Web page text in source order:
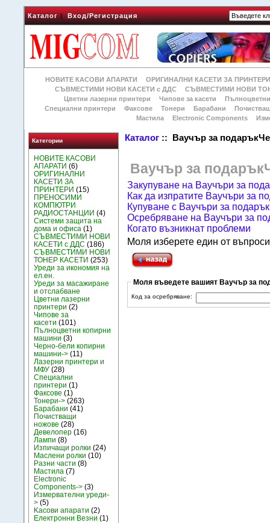
Каталог|Вход/Регистрация
НОВИТЕ КАСОВИ АПАРАТИ
ОРИГИНАЛНИ КАСЕТИ ЗА
СЪВМЕСТИМИ НОВИ КАСЕТИ с ДДС
СЪВМЕСТИМИ НОВИ
Цветни лазерни принтери
Чипове за касети
Специални принтери
Факсове Тонери Барабани
Мастила
Electronic Components
Категории
НОВИТЕ КАСОВИ
АПАРАТИ (6)
ОРИГИНАЛНИ
КАСЕТИ ЗА
ПРИНТЕРИ (15)
ПРЕНОСИМИ
КОМПЮТРИ
РАДИОСТАНЦИИ (4)
Системи защита на
дома и офиса (1)
СЪВМЕСТИМИ НОВИ
КАСЕТИ с ДДС (186)
СЪВМЕСТИМИ НОВИ
ТОНЕР КАСЕТИ (253)
Уреди за икономия на
ел.ен.
Уреди за масажиране
и отслабване
Цветни лазерни
принтери (2)
Чипове за
касети (101)
Пълноцветни копирни
машини (3)
Черно-бели копирни
машини-> (11)
Лазерни принтери и
МФУ (28)
Специални
принтери (1)
Факсове (1)
Тонери-> (263)
Барабани (41)
Почистващи
ножове (28)
Девелопер (16)
Лампи (8)
Изпичащи ролки (24)
Маслени ролки (10)
Разни части (8)
Мастила (7)
Electronic
Components-> (3)
Измервателни уреди-
> (5)
Kасови апарати (2)
Електронни Везни (1)
Каталог :: Ваучър за
Ваучър за
Закупуване на Ваучъри за
Как да изпратите Ваучъри за
Купуване с Ваучъри за подарък
Осребряване на Ваучъри за
Когато възникнат проблеми
Моля изберете един от
Моля въведете вашият Ваучър за
Код за осребряване: